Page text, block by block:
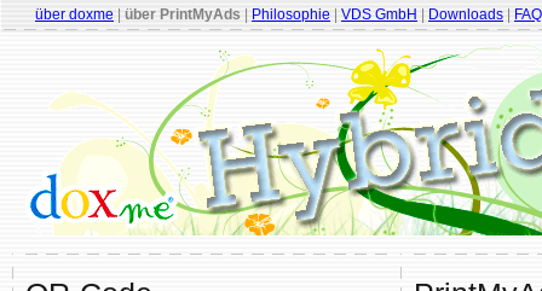
über doxme über PrintMyAds Philosophie VDS GmbH Downloads FAQ